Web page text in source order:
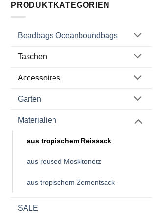
PRODUKTKATEGORIEN
Beadbags Oceanboundbags
Taschen
Accessoires
Garten
Materialien
aus tropischem Reissack
aus reused Moskitonetz
aus tropischem Zementsack
SALE